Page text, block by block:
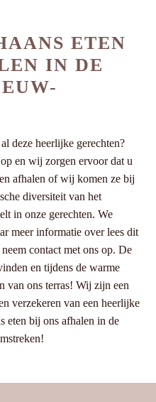
ETEN
IN DE
deze heerlijke gerechten?
en wij zorgen ervoor dat u
afhalen of wij komen ze bij
diversiteit van het
in onze gerechten. We
meer informatie over lees dit
contact met ons op. De
en tijdens de warme
van ons terras! Wij zijn een
verzekeren van een heerlijke
eten bij ons afhalen in de